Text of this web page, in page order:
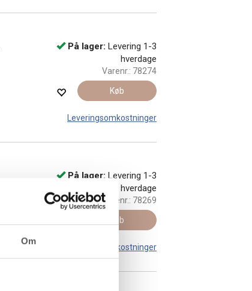
Om
På lager: Levering 1-3
hverdage
Varenr.: 78274
Køb
Leveringsomkostninger
På lager: Levering 1-3
hverdage
Varenr.: 78269
Køb
Leveringsomkostninger